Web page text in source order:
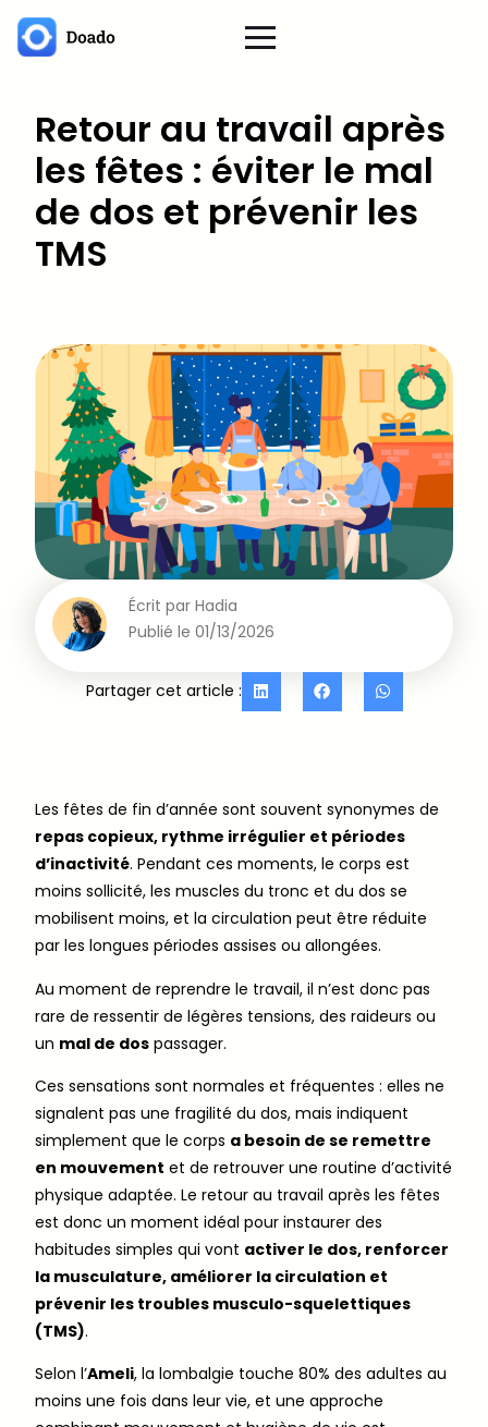
Retour au travail après
les fêtes : éviter le mal
de dos et prévenir les
TMS
Écrit par Hadia
Publié le 01/13/2026
Partager cet article :
Les fêtes de fin d’année sont souvent synonymes de
repas copieux, rythme irrégulier et périodes
d’inactivité. Pendant ces moments, le corps est
moins sollicité, les muscles du tronc et du dos se
mobilisent moins, et la circulation peut être réduite
par les longues périodes assises ou allongées.
Au moment de reprendre le travail, il n’est donc pas
rare de ressentir de légères tensions, des raideurs ou
un mal de dos passager.
Ces sensations sont normales et fréquentes : elles ne
signalent pas une fragilité du dos, mais indiquent
simplement que le corps a besoin de se remettre
en mouvement et de retrouver une routine d’activité
physique adaptée. Le retour au travail après les fêtes
est donc un moment idéal pour instaurer des
habitudes simples qui vont activer le dos, renforcer
la musculature, améliorer la circulation et
prévenir les troubles musculo-squelettiques
(TMS).
Selon l’Ameli, la lombalgie touche 80% des adultes au
moins une fois dans leur vie, et une approche